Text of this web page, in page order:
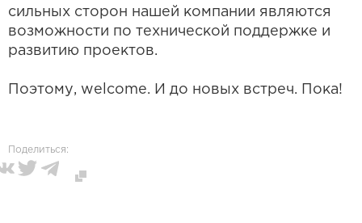
сильных сторон нашей компании являются
возможности по технической поддержке и
развитию проектов.
Поэтому, welcome. И до новых встреч. Пока!
Поделиться: